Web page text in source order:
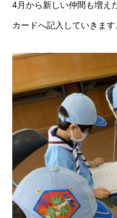
4月から新しい仲間も増え
カードへ記入していきます